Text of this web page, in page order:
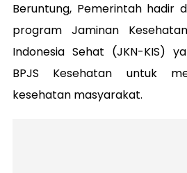
Beruntung, Pemerintah hadir
program Jaminan
Indonesia Sehat (JKN-KIS)
BPJS Kesehatan untuk
kesehatan masyarakat.